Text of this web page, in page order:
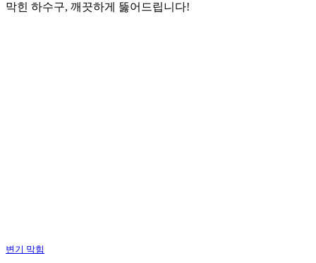
막힌 하수구, 깨끗하게 뚫어드립니다!
변기 막힘